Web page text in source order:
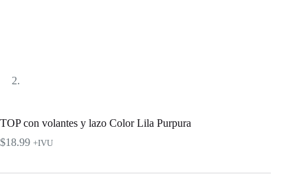
TOP con volantes y lazo Color Lila Purpura
$18.99 +IVU